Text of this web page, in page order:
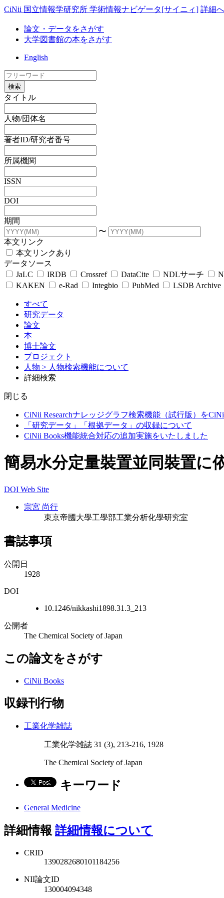
CiNii 国立情報学研究所 学術情報ナビゲータ[サイニィ] 詳細
論文・データをさがす
大学図書館の本をさがす
English
検索
タイトル
人物/団体名
著者ID/研究者番号
所属機関
ISSN
DOI
期間
〜
本文リンク
本文リンクあり
データソース
JaLC
IRDB Crossref DataCite NDLサーチ
KAKEN
e-Rad Integbio PubMed LSDB Archive
すべて
研究データ
論文
本
博士論文
プロジェクト
人物 > 人物検索機能について
詳細検索
閉じる
CiNii Researchナレッジグラフ検索機能（試行版）を
「研究データ」「根拠データ」の収録について
CiNii Books機能統合対応の追加実施をいたしました
簡易水分定量裝置並同裝置に
DOI Web Site
宗宮 尚行
東京帝國大學工學部工業分析化學研究室
書誌事項
公開日
1928
DOI
10.1246/nikkashi1898.31.3_213
公開者
The Chemical Society of Japan
この論文をさがす
CiNii Books
収録刊行物
工業化学雑誌
工業化学雑誌 31 (3), 213-216, 1928
The Chemical Society of Japan
キーワード
General Medicine
詳細情報 詳細情報について
CRID
1390282680101184256
NII論文ID
130004094348